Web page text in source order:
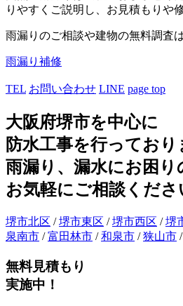
りやすくご説明し、お見積もりや
雨漏りのご相談や建物の無料調査
雨漏り補修
TEL お問い合わせ LINE page top
大阪府堺市を中心に
防水工事を行っており
雨漏り、漏水にお困り
お気軽にご相談くださ
堺市北区 /堺市東区 /堺市西区 /堺
泉南市 /富田林市 /和泉市 /狭山市 /
無料見積もり
実施中！